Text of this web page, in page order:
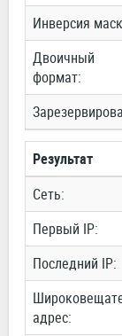
Инверсия
Двоичный
формат:
Результат
Сеть:
Первый IP:
Последний IP:
адрес: